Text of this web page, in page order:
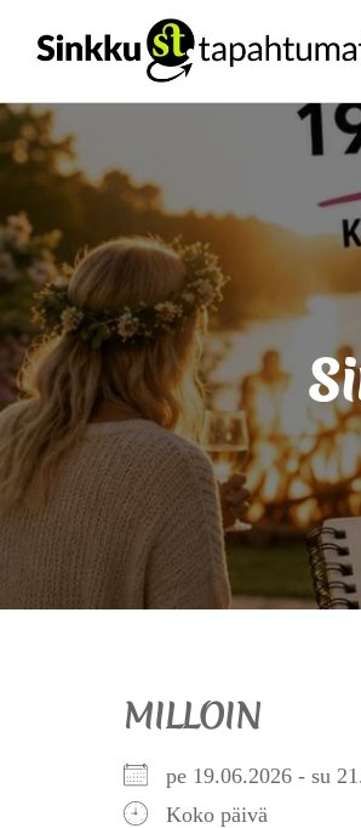
MILLOIN
pe 19.06.2026 - su
Koko päivä